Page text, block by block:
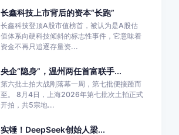
长鑫科技上市背后的资本“长跑”
长鑫科技登顶A股市值榜首，被认为是A股估
值体系向硬科技倾斜的标志性事件，它意味着
资金不再只追逐存量资...
央企“隐身”，温州两任首富联手...
第六批土拍大战刚落幕一周，第七批便接踵而
至。 8月4日，上海2026年第七批次土拍正式
开拍，共5宗地...
实锤！DeepSeek创始人梁...